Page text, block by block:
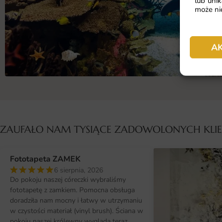
może
ZAUFAŁO NAM TYSIĄCE ZADOWOLONYCH
Fototapeta ZAMEK
6 sierpnia, 2026
Do pokoju naszej córeczki wybraliśmy
fototapetę z zamkiem. Pomocna obsługa
doradziła nam mocny i łatwy w utrzymaniu
w czystości materiał (vinyl brush). Ściana w